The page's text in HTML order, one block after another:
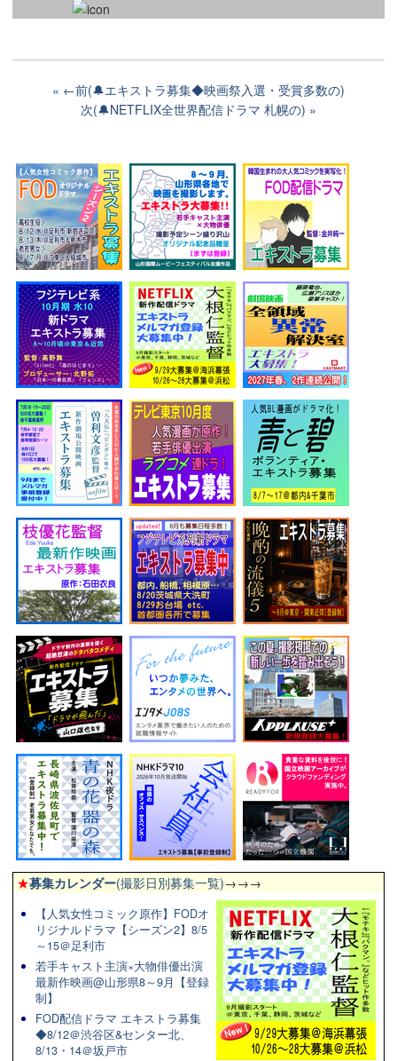
←前(🔔エキストラ募集◆映画祭入選・受賞多数の)
次(🔔NETFLIX全世界配信ドラマ 札幌の)
★募集カレンダー(撮影日別募集一覧)→→→
【人気女性コミック原作】FODオ
リジナルドラマ【シーズン2】8/5
～15＠足利市
若手キャスト主演×大物俳優出演
最新作映画@山形県8～9月【登録
制】
FOD配信ドラマ エキストラ募集
◆8/12＠渋谷区&センター北、
8/13・14＠坂戸市